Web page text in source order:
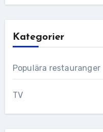
Kategorier
Populära restauranger
TV